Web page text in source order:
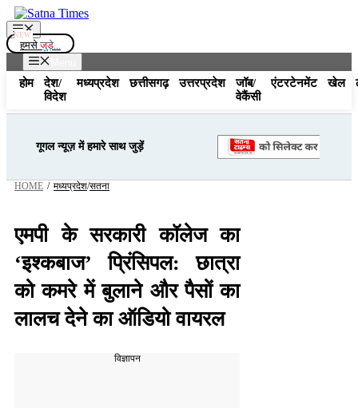
Skip
to
content
Menu
हमसे जुड़े...
होम
देश/
विदेश
मध्यप्रदेश छत्तीसगढ़ उत्तरप्रदेश
जॉब/
वेकैंसी
एंटरटेनमेंट खेल
गूगल न्यूज़ में हमारे साथ जुड़ें
HOME / मध्यप्रदेश/सतना
एमपी के सरकारी कॉलेज का
‘इश्कबाज’ प्रिंसिपल: छात्रा
को कमरे में बुलाने और पैसों का
लालच देने का ऑडियो वायरल
विज्ञापन